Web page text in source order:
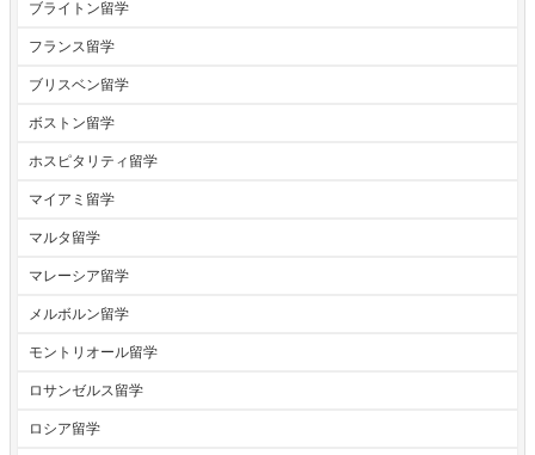
ブライトン留学
フランス留学
ブリスベン留学
ボストン留学
ホスピタリティ留学
マイアミ留学
マルタ留学
マレーシア留学
メルボルン留学
モントリオール留学
ロサンゼルス留学
ロシア留学